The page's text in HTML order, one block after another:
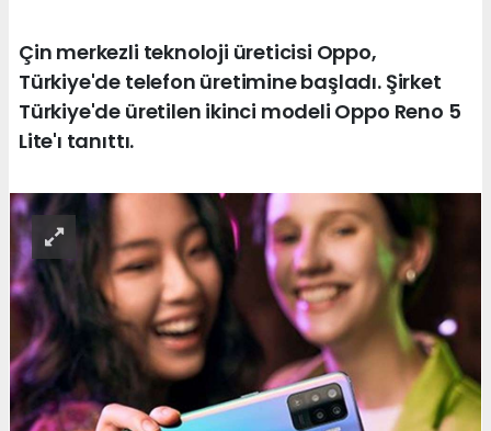
Çin merkezli teknoloji üreticisi Oppo,
Türkiye'de telefon üretimine başladı. Şirket
Türkiye'de üretilen ikinci modeli Oppo Reno 5
Lite'ı tanıttı.